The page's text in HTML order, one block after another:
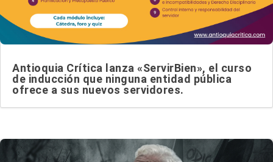
Antioquia Crítica lanza «ServirBien», el curso
de inducción que ninguna entidad pública
ofrece a sus nuevos servidores.